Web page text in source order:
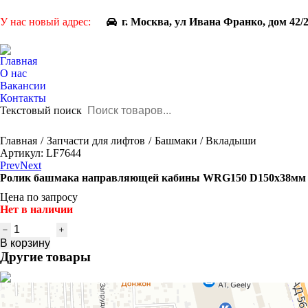
У нас новый адрес: г. Москва, ул Ивана Франко, дом 42/2
Главная
О нас
Вакансии
Контакты
Текстовый поиск
You are here:
Главная Запчасти для лифтов
Башмаки / Вкладыши
Артикул: LF7644
PrevNext
Ролик башмака направляющей кабины WRG150 D150x38мм
Цена по запросу
Нет в наличии
Количество
товара
Ролик
башмака
направляющей
кабины
WRG150
В корзину
Другие товары